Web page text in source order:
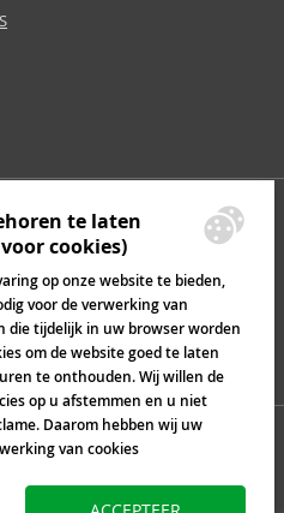
te laten
cookies)
op onze website te bieden,
voor de verwerking van
die tijdelijk in uw browser worden
om de website goed te laten
te onthouden. Wij willen de
op u afstemmen en u niet
Daarom hebben wij uw
van cookies